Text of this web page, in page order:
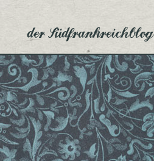
der Südfrankreichblog